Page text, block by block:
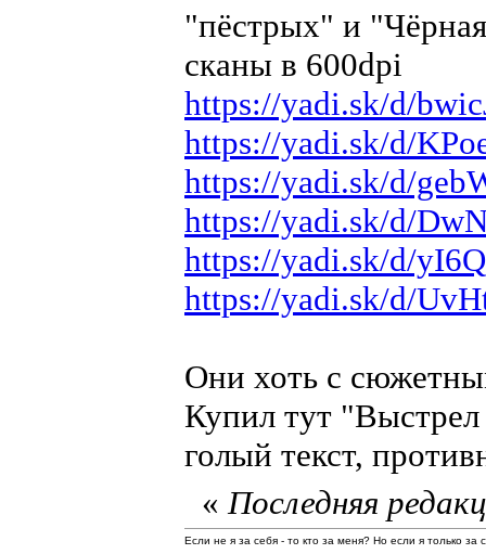
"пёстрых" и
сканы в 600dpi
https://yadi.sk/d/
https://yadi.sk/d/
https://yadi.sk/d/
https://yadi.sk/d/
https://yadi.sk/d/
https://yadi.sk/d/
Они хоть с
Купил тут
голый текст,
«Последняя
Если не я за себя - то кто за меня? Но если я только